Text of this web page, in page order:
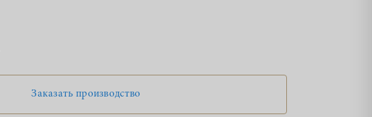
Заказать производство